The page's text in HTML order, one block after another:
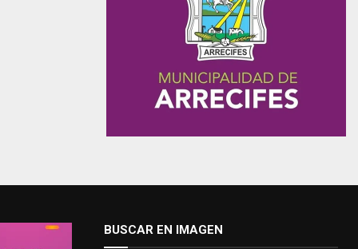
BUSCAR EN IMAGEN